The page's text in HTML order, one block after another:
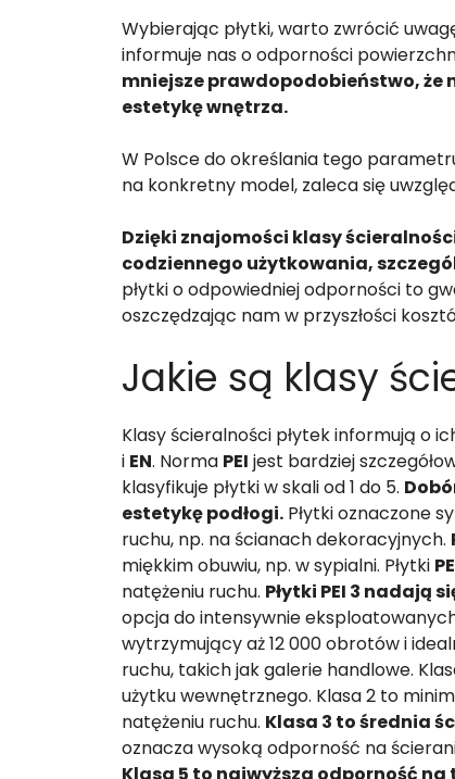
Wybierając płytki, warto zwrócić
informuje nas o odporności
mniejsze prawdopodobieństwo, że
estetykę wnętrza.
W Polsce do określania tego
na konkretny model, zaleca się
Dzięki znajomości klasy
codziennego użytkowania,
płytki o odpowiedniej odporności to
oszczędzając nam w przyszłości
Jakie są klasy
Klasy ścieralności płytek informują o
i EN. Norma PEI jest bardziej
klasyfikuje płytki w skali od 1 do 5.
estetykę podłogi. Płytki oznaczone
ruchu, np. na ścianach dekoracyjnych.
miękkim obuwiu, np. w sypialni. Płytki
natężeniu ruchu. Płytki PEI 3 nadają
opcja do intensywnie
wytrzymujący aż 12 000 obrotów i
ruchu, takich jak galerie handlowe.
użytku wewnętrznego. Klasa 2 to
natężeniu ruchu. Klasa 3 to średnia
oznacza wysoką odporność na